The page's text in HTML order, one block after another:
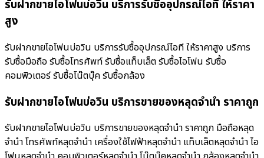
รับฝากขายไอโฟนบ่อวิน บริการรับซื้ออุปกรณ์ไอที ให้ราคา
สูง
รับฝากขายไอโฟนบ่อวิน บริการรับซื้ออุปกรณ์ไอที ให้ราคาสูง บริการ
รับซื้อมือถือ รับซื้อโทรศัพท์ รับซื้อแท็บเล็ต รับซื้อไอโฟน รับซื้อ
คอมพิวเตอร์ รับซื้อโน๊ตบุ๊ค รับซื้อกล้อง
รับฝากขายไอโฟนบ่อวิน บริการขายของหลุดจำนำ ราคาถูก
รับฝากขายไอโฟนบ่อวิน บริการขายของหลุดจำนำ ราคาถูก มือถือหลุด
จำนำ โทรศัพท์หลุดจำนำ เครื่องใช้ไฟฟ้าหลุดจำนำ แท็บเล็ตหลุดจำนำ ไอ